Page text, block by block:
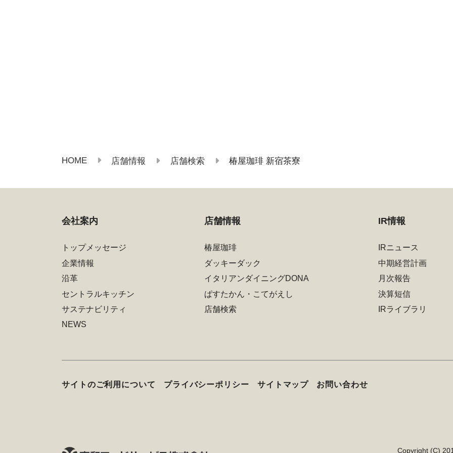
HOME 店舗情報 店舗検索 椿屋珈琲 新宿茶寮
会社案内
トップメッセージ
企業情報
沿革
セントラルキッチン
サステナビリティ
NEWS
店舗情報
椿屋珈琲
ダッキーダック
イタリアンダイニングDONA
ぱすたかん・こてがえし
店舗検索
IR情報
IRニュース
中期経営計画
月次報告
決算短信
IRライブラリ
サイトのご利用について プライバシーポリシー サイトマップ お問い合わせ
Copyright (C)